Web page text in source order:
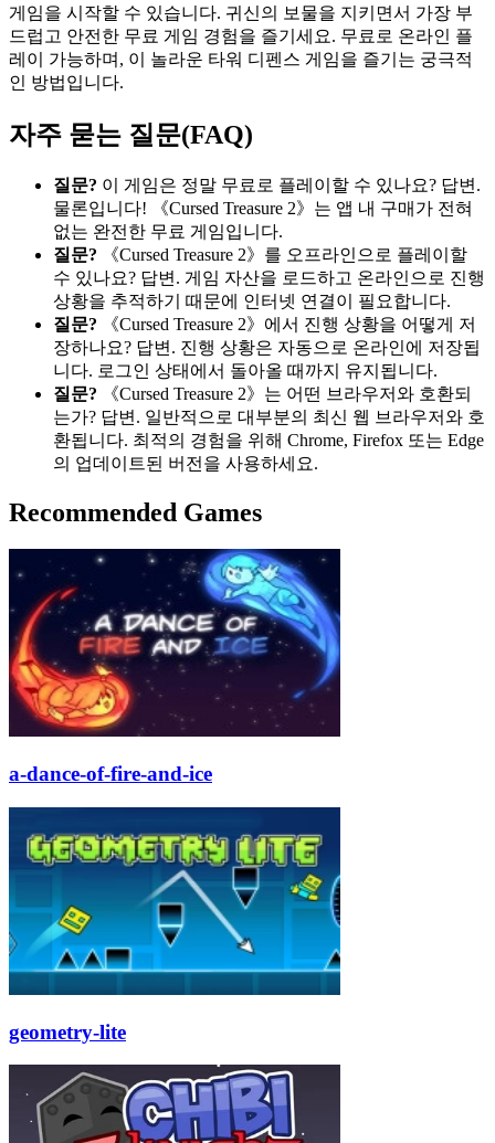
게임을 시작할 수 있습니다. 귀신의 보물을 지키면서 가장 부
드럽고 안전한 무료 게임 경험을 즐기세요. 무료로 온라인 플
레이 가능하며, 이 놀라운 타워 디펜스 게임을 즐기는 궁극적
인 방법입니다.
자주 묻는 질문(FAQ)
질문? 이 게임은 정말 무료로 플레이할 수 있나요? 답변.
물론입니다! 《Cursed Treasure 2》는 앱 내 구매가 전혀
없는 완전한 무료 게임입니다.
질문? 《Cursed Treasure 2》를 오프라인으로 플레이할
수 있나요? 답변. 게임 자산을 로드하고 온라인으로 진행
상황을 추적하기 때문에 인터넷 연결이 필요합니다.
질문? 《Cursed Treasure 2》에서 진행 상황을 어떻게 저
장하나요? 답변. 진행 상황은 자동으로 온라인에 저장됩
니다. 로그인 상태에서 돌아올 때까지 유지됩니다.
질문? 《Cursed Treasure 2》는 어떤 브라우저와 호환되
는가? 답변. 일반적으로 대부분의 최신 웹 브라우저와 호
환됩니다. 최적의 경험을 위해 Chrome, Firefox 또는 Edge
의 업데이트된 버전을 사용하세요.
Recommended Games
a-dance-of-fire-and-ice
geometry-lite